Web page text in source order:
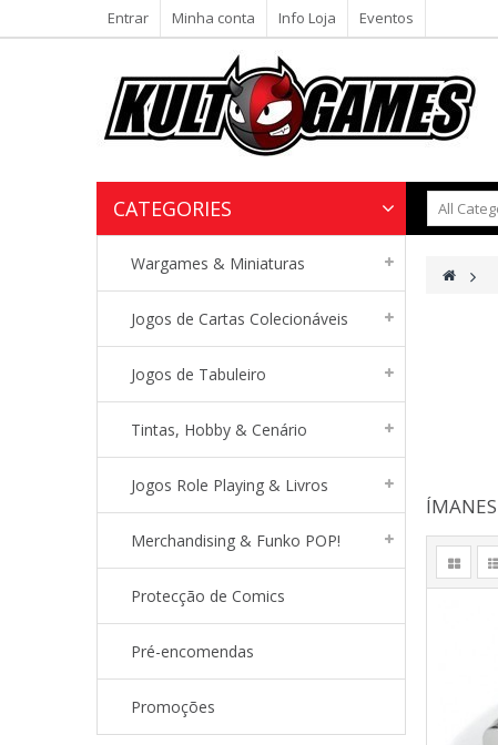
Entrar Minha conta Info Loja Eventos
CATEGORIES
Wargames & Miniaturas
Jogos de Cartas Colecionáveis
Jogos de Tabuleiro
Tintas, Hobby & Cenário
Jogos Role Playing & Livros
Merchandising & Funko POP!
Protecção de Comics
Pré-encomendas
Promoções
>
ÍMANES